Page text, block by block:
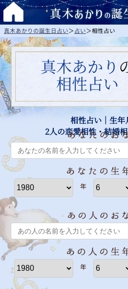
真木あかりの誕生日占い＞占い＞相性占い
真木あかり
相性占い
相性占い｜生年
2人の恋愛相性・結婚
年
年